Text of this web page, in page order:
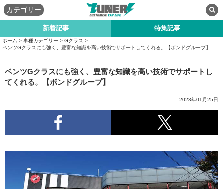
カテゴリー
新着記事 特集記事
ホーム > 車種カテゴリー > Gクラス >
ベンツGクラスにも強く、豊富な知識を高い技術でサポートしてくれる。【ボンドグループ】
ベンツGクラスにも強く、豊富な知識を高い技術でサポートし
てくれる。【ボンドグループ】
2023年01月25日